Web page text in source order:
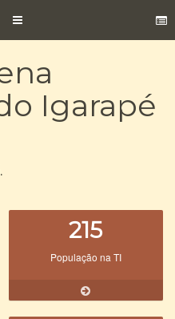
Toggle
Igarapé
.
215
População na TI